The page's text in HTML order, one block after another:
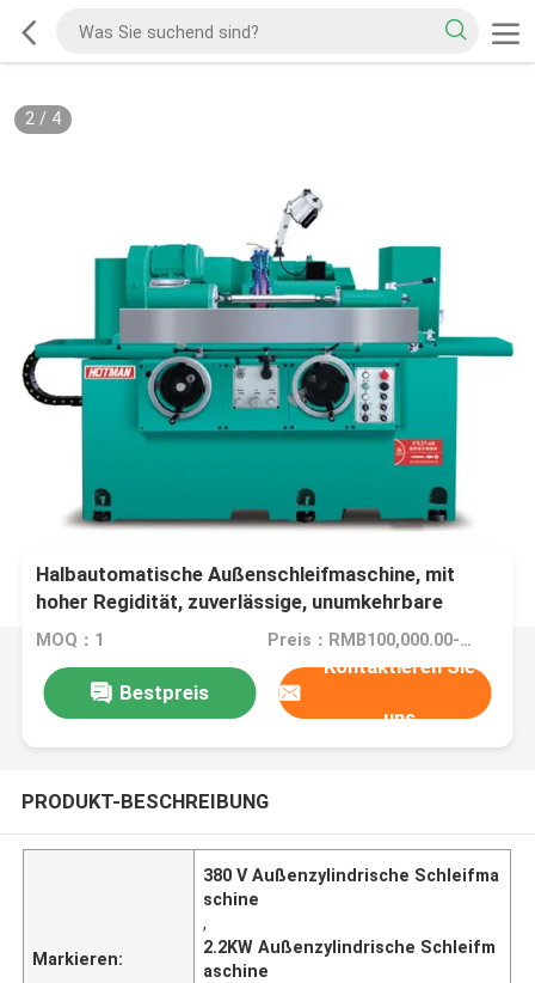
2/ 4
Halbautomatische Außenschleifmaschine, mit
hoher Regidität, zuverlässige, unumkehrbare
zylindrische Schleifmaschine
MOQ：1 Preis：RMB100,000.00-400,000.00/SET
Bestpreis
Kontaktieren Sie
uns
PRODUKT-BESCHREIBUNG
Markieren:
380 V Außenzylindrische Schleifma
schine
,
2.2KW Außenzylindrische Schleifm
aschine